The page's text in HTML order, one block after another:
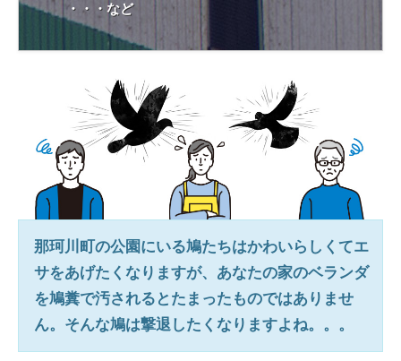
・・・など
那珂川町の公園にいる鳩たちはかわいらしくてエ
サをあげたくなりますが、あなたの家のベランダ
を鳩糞で汚されるとたまったものではありませ
ん。そんな鳩は撃退したくなりますよね。。。